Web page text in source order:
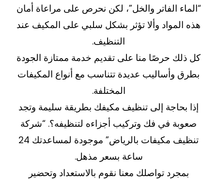
“الماء الفاتر والخل”، لكن نحرص على مراعاة أمان
هذه المواد وألا تؤثر بشكل سلبي على المكيف عند
التنظيف.
كل ذلك حرصًا منا على تقديم خدمة ممتازة الجودة
بطرق وأساليب عديدة تتناسب مع أنواع المكيفات
المختلفة.
إذا بحاجة إلى تنظيف مكيفك بطريقة سليمة وتجد
صعوبة في فك وتركيب أجزاءه لتنظيفه؟. “شركة
تنظيف مكيفات بالرياض” موجودة لمساعدتك 24
ساعة بسعر مذهل.
بمجرد تواصلك معنا نقوم بالاستعداد وتحضير